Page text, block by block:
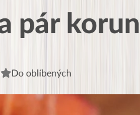
pár korun
Do oblíbených